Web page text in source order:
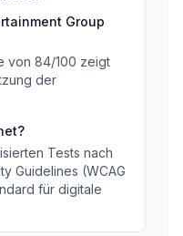
Group
von 84/100 zeigt
der
Tests nach
Guidelines (WCAG
für digitale